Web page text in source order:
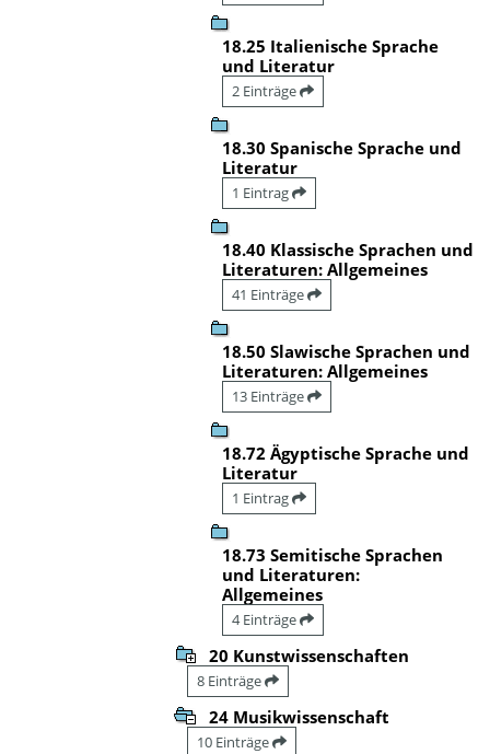
18.25 Italienische Sprache
und Literatur
2 Einträge
18.30 Spanische Sprache und
Literatur
1 Eintrag
18.40 Klassische Sprachen und
Literaturen: Allgemeines
41 Einträge
18.50 Slawische Sprachen und
Literaturen: Allgemeines
13 Einträge
18.72 Ägyptische Sprache und
Literatur
1 Eintrag
18.73 Semitische Sprachen
und Literaturen:
Allgemeines
4 Einträge
20 Kunstwissenschaften
8 Einträge
24 Musikwissenschaft
10 Einträge